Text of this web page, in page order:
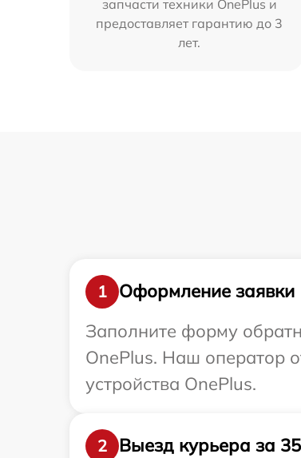
запчасти техники OnePlus и
предоставляет гарантию до 3
лет.
1
Оформление заявки
Заполните форму
OnePlus. Наш оператор
устройства OnePlus.
2
Выезд курьера за